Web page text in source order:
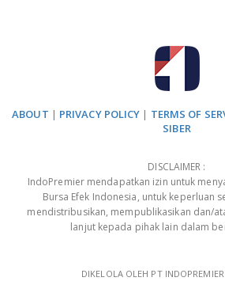
ABOUT | PRIVACY POLICY | TERMS OF
SIBER
DISCLAIMER :
IndoPremier mendapatkan izin untuk
Bursa Efek Indonesia, untuk keperluan
mendistribusikan, mempublikasikan dan/
lanjut kepada pihak lain dalam
DIKELOLA OLEH PT